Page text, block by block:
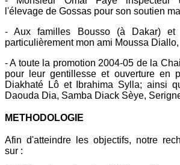
l'élevage de Gossas pour son soutien
- Aux familles Bousso (à Dakar) et
particulièrement mon ami Moussa Diallo,
- A toute la promotion 2004-05 de la
pour leur gentillesse et ouverture en
Diakhaté Lô et Ibrahima Sylla; ainsi
Daouda Dia, Samba Diack Sèye,
METHODOLOGIE
Afin d'atteindre les objectifs, notre
sur :